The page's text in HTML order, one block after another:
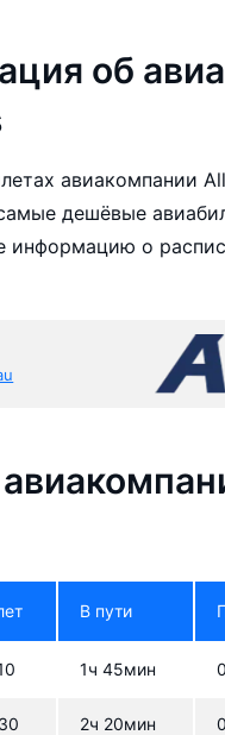
об
авиакомпании
дешёвые
информацию о
В пути
1ч 45мин
2ч 20мин